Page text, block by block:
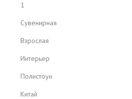
1
Сувенирная
Взрослая
Интерьер
Полистоун
Китай